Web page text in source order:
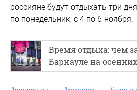
россияне будут отдыхать три
по понедельник, с 4 по 6 ноября.
Время отдыха: чем
Барнауле на